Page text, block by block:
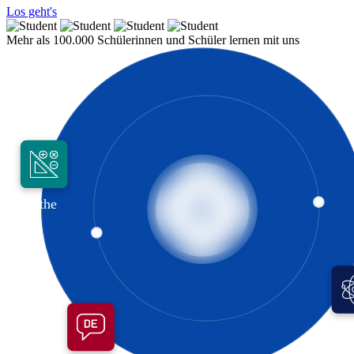
Los geht's
Mehr als 100.000 Schülerinnen und Schüler lernen mit uns
Mathe